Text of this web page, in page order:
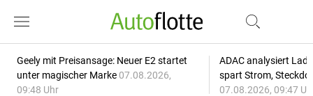
Geely mit Preisansage: Neuer E2 startet
unter magischer Marke 07.08.2026,
09:48 Uhr
ADAC analysiert
spart Strom,
07.08.2026, 09:47